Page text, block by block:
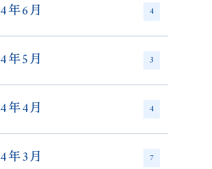
年6月 4
年5月 3
年4月 4
年3月 7